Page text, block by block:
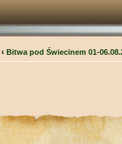
‹ Bitwa pod Świecinem 01-